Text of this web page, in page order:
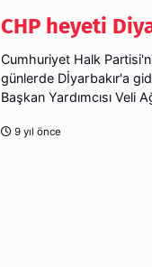
CHP heyeti
Cumhuriyet Halk
günlerde Dİyarbakır'a
Başkan Yardımcısı Veli
9 yıl önce